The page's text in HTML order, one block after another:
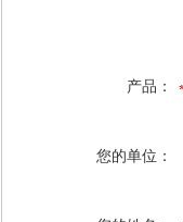
产品：
您的单位：